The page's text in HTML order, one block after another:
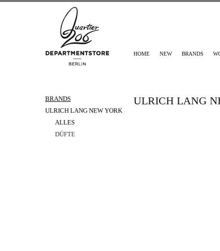
HOME NEW BRANDS
BRANDS
ULRICH LANG NEW YORK
ALLES
DÜFTE
ULRICH LANG